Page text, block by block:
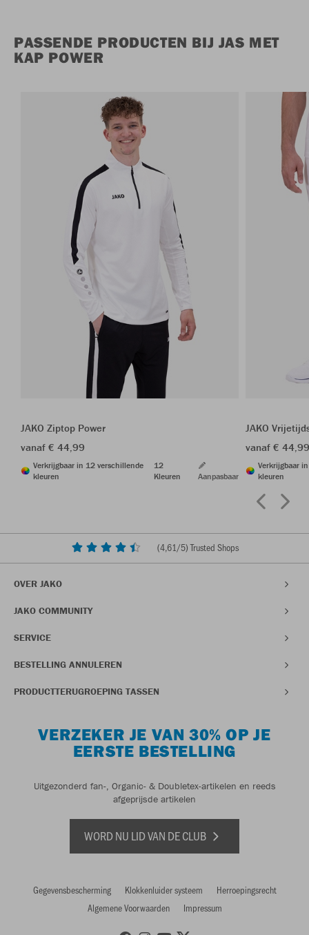
PASSENDE PRODUCTEN BIJ JAS MET
KAP POWER
JAKO Ziptop Power
vanaf € 44,99
Verkrijgbaar in 12 verschillende
kleuren
12
Kleuren
Aanpasbaar
JAKO
vanaf €
Verkrijgbaar
kleuren
(4,61/5) Trusted Shops
OVER JAKO
JAKO COMMUNITY
SERVICE
BESTELLING ANNULEREN
PRODUCTTERUGROEPING TASSEN
VERZEKER JE VAN 30% OP JE
EERSTE BESTELLING
Uitgezonderd fan-, Organic- & Doubletex-artikelen en reeds
afgeprijsde artikelen
WORD NU LID VAN DE CLUB
Gegevensbescherming Klokkenluider systeem
Herroepingsrecht
Algemene Voorwaarden
Impressum